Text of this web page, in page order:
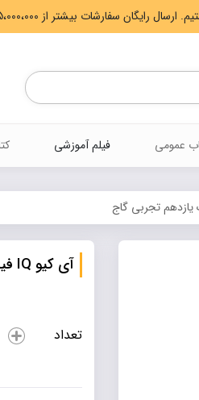
search
عمومی فیلم آموزشی
آی کیو IQ فیزیک یازدهم تجربی گاج
تعداد